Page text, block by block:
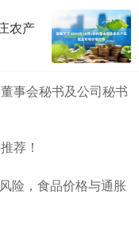
农产
事会秘书及公司秘书
荐！
险，食品价格与通胀